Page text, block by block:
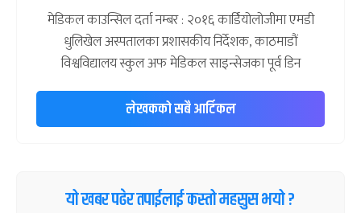
मेडिकल काउन्सिल दर्ता नम्बर : २०१६ कार्डियोलोजीमा एमडी
धुलिखेल अस्पतालका प्रशासकीय निर्देशक, काठमाडौं
विश्वविद्यालय स्कुल अफ मेडिकल साइन्सेजका पूर्व डिन
लेखकको सबै आर्टिकल
यो खबर पढेर तपाईलाई कस्तो महसुस भयो ?